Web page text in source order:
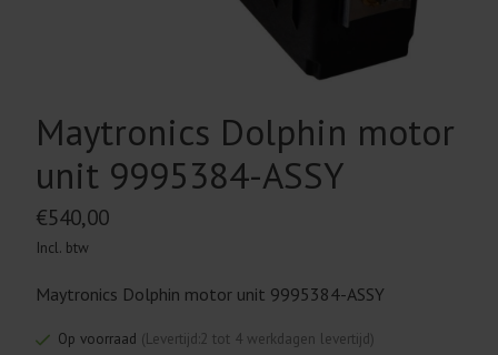
Maytronics Dolphin motor
unit 9995384-ASSY
€540,00
Incl. btw
Maytronics Dolphin motor unit 9995384-ASSY
Op voorraad (Levertijd:2 tot 4 werkdagen levertijd)